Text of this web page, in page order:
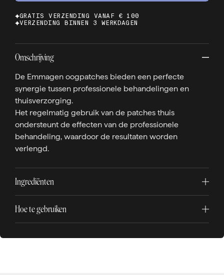
GRATIS VERZENDING VANAF € 100
VERZENDING BINNEN 3 WERKDAGEN
Omschrijving
De Emmagen oogpatches bieden een perfecte
synergie tussen professionele behandelingen en
thuisverzorging.
Het regelmatig gebruik van de patches thuis
ondersteunt de effecten van de professionele
behandeling, waardoor de resultaten worden
verlengd.
Ingrediënten
Hoe te gebruiken